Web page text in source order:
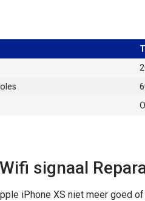
signaal
iPhone XS niet meer goed